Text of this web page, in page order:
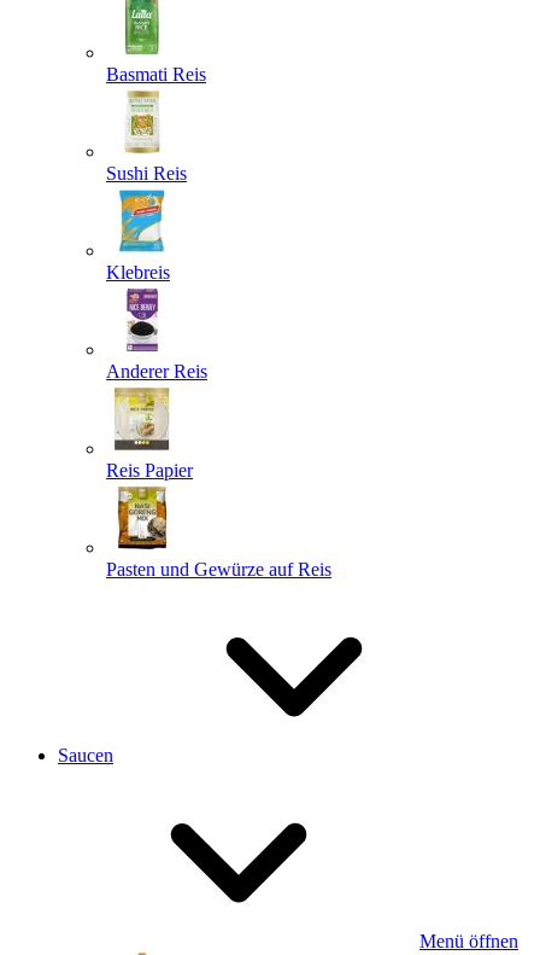
Basmati Reis
Sushi Reis
Klebreis
Anderer Reis
Reis Papier
Pasten und Gewürze auf Reis
Saucen
Menü öffnen